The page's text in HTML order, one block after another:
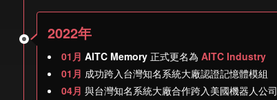
2022年
01月 AITC Memory 正式更名為 AITC Industry
01月 成功跨入台灣知名系統大廠認證記憶體模組
04月 與台灣知名系統大廠合作跨入美國機器人公司